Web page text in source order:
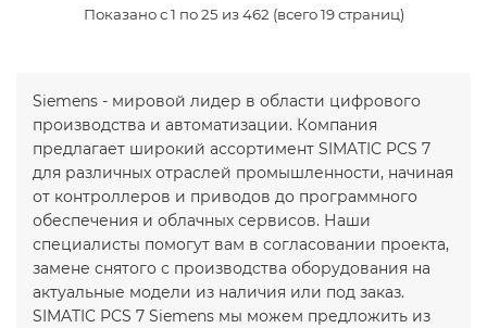
Показано с 1 по 25 из 462 (всего 19 страниц)
Siemens - мировой лидер в области цифрового
производства и автоматизации. Компания
предлагает широкий ассортимент SIMATIC PCS 7
для различных отраслей промышленности, начиная
от контроллеров и приводов до программного
обеспечения и облачных сервисов. Наши
специалисты помогут вам в согласовании проекта,
замене снятого с производства оборудования на
актуальные модели из наличия или под заказ.
SIMATIC PCS 7 Siemens мы можем предложить из